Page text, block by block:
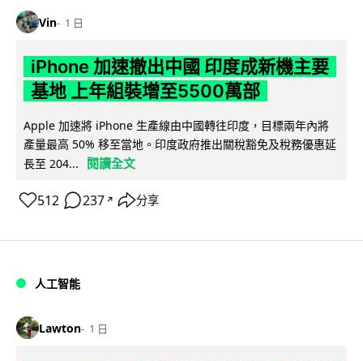
Vin 1 日
iPhone 加速撤出中國 印度成新機主要
基地 上年組裝增至5500萬部
Apple 加速將 iPhone 生產線由中國轉往印度，目標兩年內將
產量最高 50% 移至當地。印度政府推出關稅豁免及稅務優惠延
長至 204...
閱讀全文
512 237 ↗ 分享
人工智能
Lawton 1 日